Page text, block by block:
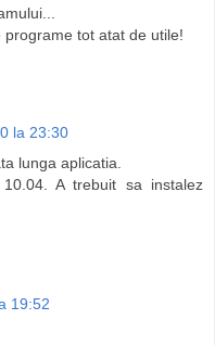
tot atat de utile!
la 23:30
lunga aplicatia.
A trebuit sa instalez
19:52